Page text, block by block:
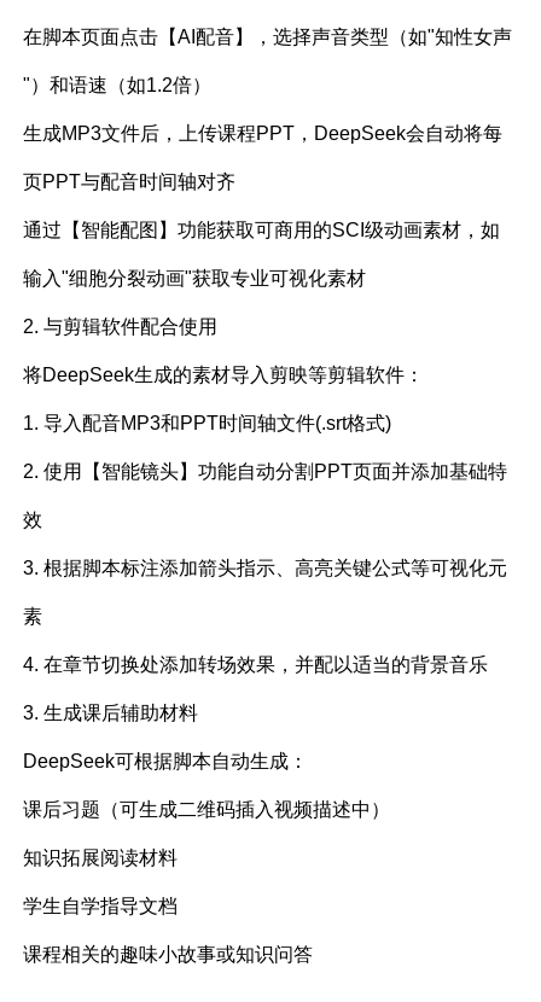
在脚本页面点击【AI配音】，选择声音类型（如"知性女声
"）和语速（如1.2倍）
生成MP3文件后，上传课程PPT，DeepSeek会自动将每
页PPT与配音时间轴对齐
通过【智能配图】功能获取可商用的SCI级动画素材，如
输入"细胞分裂动画"获取专业可视化素材
2. 与剪辑软件配合使用
将DeepSeek生成的素材导入剪映等剪辑软件：
1. 导入配音MP3和PPT时间轴文件(.srt格式)
2. 使用【智能镜头】功能自动分割PPT页面并添加基础特
效
3. 根据脚本标注添加箭头指示、高亮关键公式等可视化元
素
4. 在章节切换处添加转场效果，并配以适当的背景音乐
3. 生成课后辅助材料
DeepSeek可根据脚本自动生成：
课后习题（可生成二维码插入视频描述中）
知识拓展阅读材料
学生自学指导文档
课程相关的趣味小故事或知识问答